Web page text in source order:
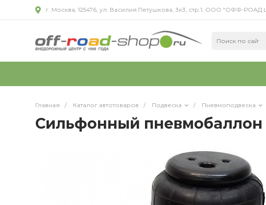
г. Москва, 125476, ул. Василия Петушкова, 3к3, стр.1, ООО "ОФФ-РОАД
Главная / Каталог автотоваров / Подвеска / Пневмоподвеска
Сильфонный пневмобаллон